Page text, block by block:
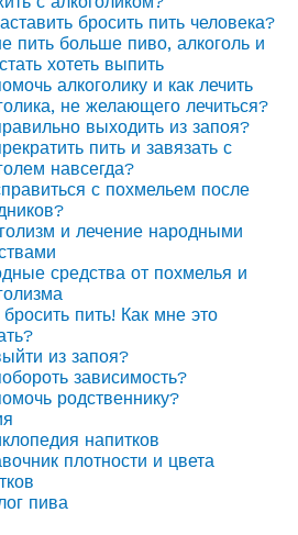
бросить пить человека?
пить больше пиво, алкоголь и
хотеть выпить
алкоголику и как лечить
не желающего лечиться?
выходить из запоя?
пить и завязать с
навсегда?
с похмельем после
и лечение народными
средства от похмелья и
пить! Как мне это
из запоя?
зависимость?
родственнику?
напитков
плотности и цвета
пива